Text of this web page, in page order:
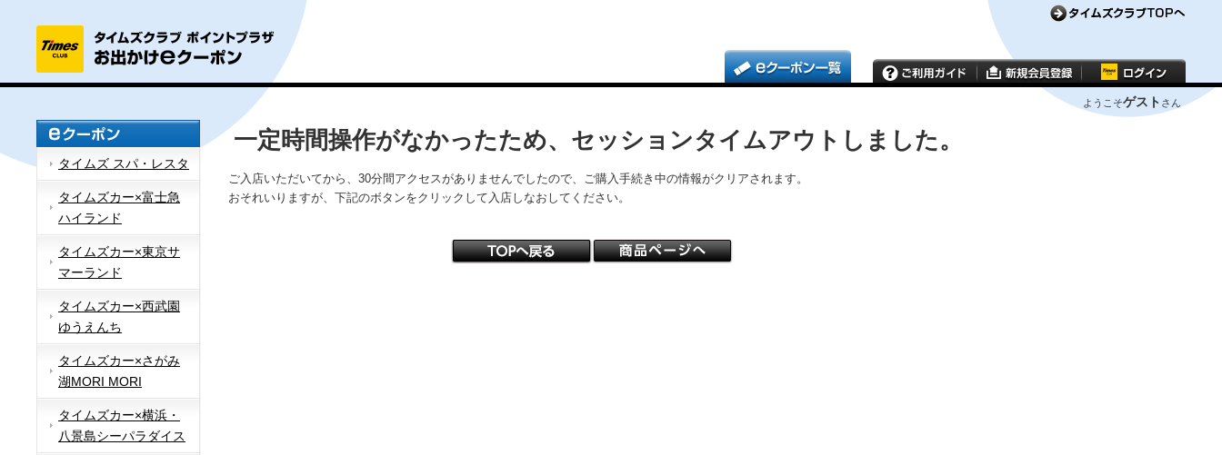
ようこそゲスト さん
タイムズ スパ・レスタ
タイムズカー×富士急
ハイランド
タイムズカー×東京サ
マーランド
タイムズカー×西武園
ゆうえんち
タイムズカー×さがみ
湖MORI MORI
タイムズカー×横浜・
八景島シーパラダイス
一定時間操作がなかったため、セッションタイムアウトしました。
ご入店いただいてから、30分間アクセスがありませんでしたので、ご購入手続き中の情報がクリアされます。
おそれいりますが、下記のボタンをクリックして入店しなおしてください。